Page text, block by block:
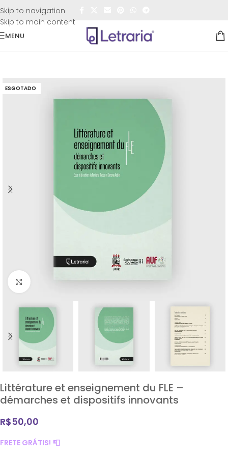
Skip to navigation
Skip to main content
FRETE GRÁTIS
MENU
Acadêmicos
ESGOTADO
Clique para ampliar
Littérature et enseignement du FLE –
démarches et dispositifs innovants
R$50,00
FRETE GRÁTIS! 📮